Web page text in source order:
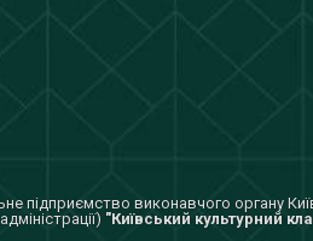
підприємство виконавчого органу
"Київський культурний